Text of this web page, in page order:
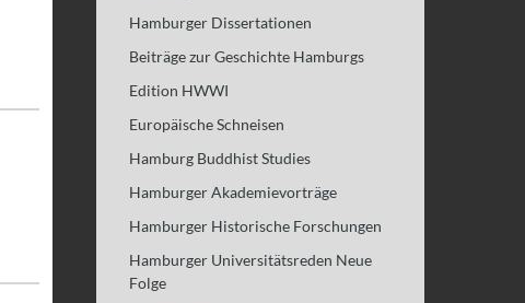
Hamburger Dissertationen
Beiträge zur Geschichte Hamburgs
Edition HWWI
Europäische Schneisen
Hamburg Buddhist Studies
Hamburger Akademievorträge
Hamburger Historische Forschungen
Hamburger Universitätsreden Neue
Folge